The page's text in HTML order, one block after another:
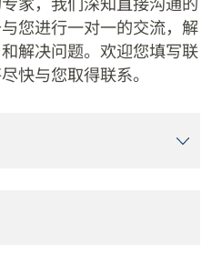
，快速响应
的每个咨询
家，我们深知直接沟通的
解决问题。欢迎您填写联